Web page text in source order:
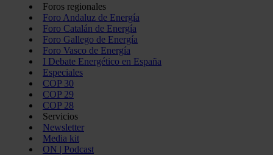
Foros regionales
Foro Andaluz de Energía
Foro Catalán de Energía
Foro Gallego de Energía
Foro Vasco de Energía
I Debate Energético en España
Especiales
COP 30
COP 29
COP 28
Servicios
Newsletter
Media kit
ON | Podcast